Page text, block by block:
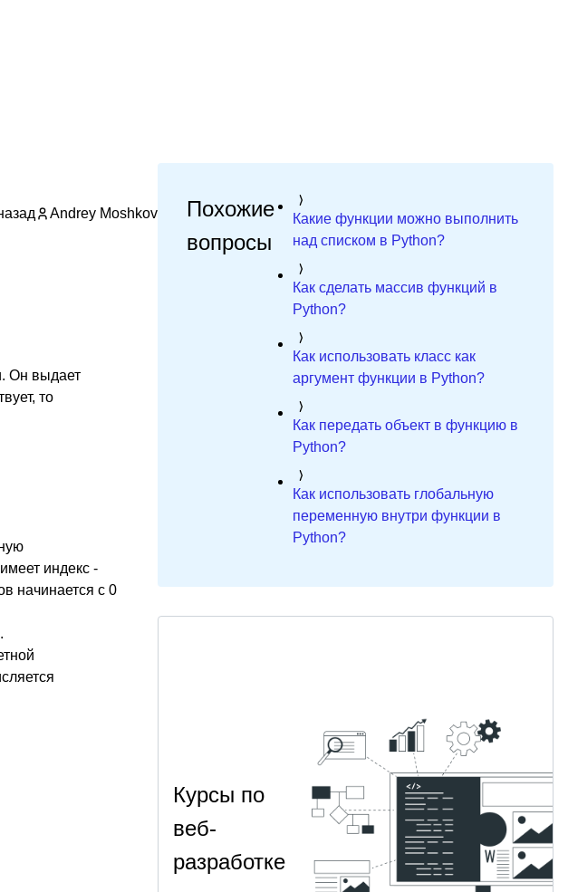
Andrey Moshkov
Он выдает
то
индекс -
начинается с 0
Похожие
вопросы
Какие функции можно выполнить
над списком в Python?
Как сделать массив функций в
Python?
Как использовать класс как
аргумент функции в Python?
Как передать объект в функцию в
Python?
Как использовать глобальную
переменную внутри функции в
Python?
Курсы по
веб-
разработке